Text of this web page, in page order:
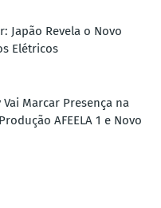
Japão Revela o Novo
Elétricos
Marcar Presença na
AFEELA 1 e Novo